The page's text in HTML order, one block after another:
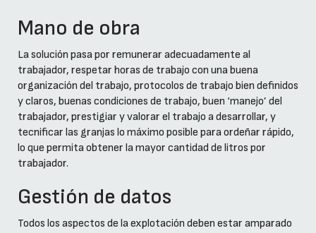
Mano de obra
La solución pasa por remunerar adecuadamente al
trabajador, respetar horas de trabajo con una buena
organización del trabajo, protocolos de trabajo bien definidos
y claros, buenas condiciones de trabajo, buen ‘manejo’ del
trabajador, prestigiar y valorar el trabajo a desarrollar, y
tecnificar las granjas lo máximo posible para ordeñar rápido,
lo que permita obtener la mayor cantidad de litros por
trabajador.
Gestión de datos
Todos los aspectos de la explotación deben estar amparado